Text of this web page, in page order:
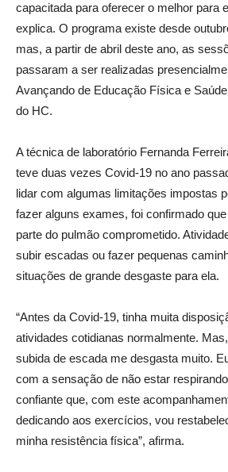
capacitada para oferecer o melhor para
explica. O programa existe desde
mas, a partir de abril deste ano, as
passaram a ser realizadas
Avançando de Educação Física e
do HC.
A técnica de laboratório Fernanda
teve duas vezes Covid-19 no ano
lidar com algumas limitações impostas
fazer alguns exames, foi confirmado
parte do pulmão comprometido.
subir escadas ou fazer pequenas
situações de grande desgaste para ela.
“Antes da Covid-19, tinha muita
atividades cotidianas normalmente.
subida de escada me desgasta muito.
com a sensação de não estar
confiante que, com este
dedicando aos exercícios, vou
minha resistência física”, afirma.